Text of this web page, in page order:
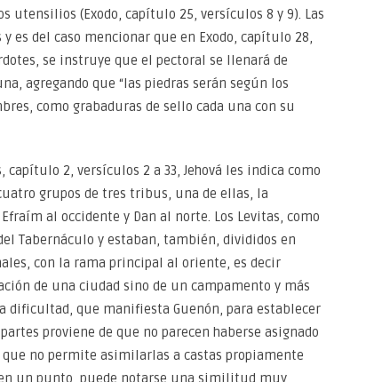
utensilios (Exodo, capítulo 25, versículos 8 y 9). Las
es del caso mencionar que en Exodo, capítulo 28,
se instruye que el pectoral se llenará de
agregando que “las piedras serán según los
como grabaduras de sello cada una con su
2, versículos 2 a 33, Jehová les indica como
grupos de tres tribus, una de ellas, la
al occidente y Dan al norte. Los Levitas, como
Tabernáculo y estaban, también, divididos en
con la rama principal al oriente, es decir
de una ciudad sino de un campamento y más
que manifiesta Guenón, para establecer
proviene de que no parecen haberse asignado
no permite asimilarlas a castas propiamente
un punto, puede notarse una similitud muy